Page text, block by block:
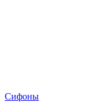
Сифоны